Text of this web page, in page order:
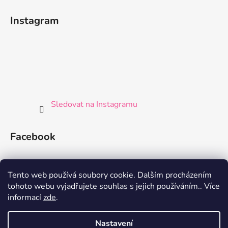
Tento web používá soubory cookie. Dalším procházením
tohoto webu vyjadřujete souhlas s jejich používáním.. Více
informacízde.
Nastavení
Instagram
Sledovat na Instagramu
Facebook